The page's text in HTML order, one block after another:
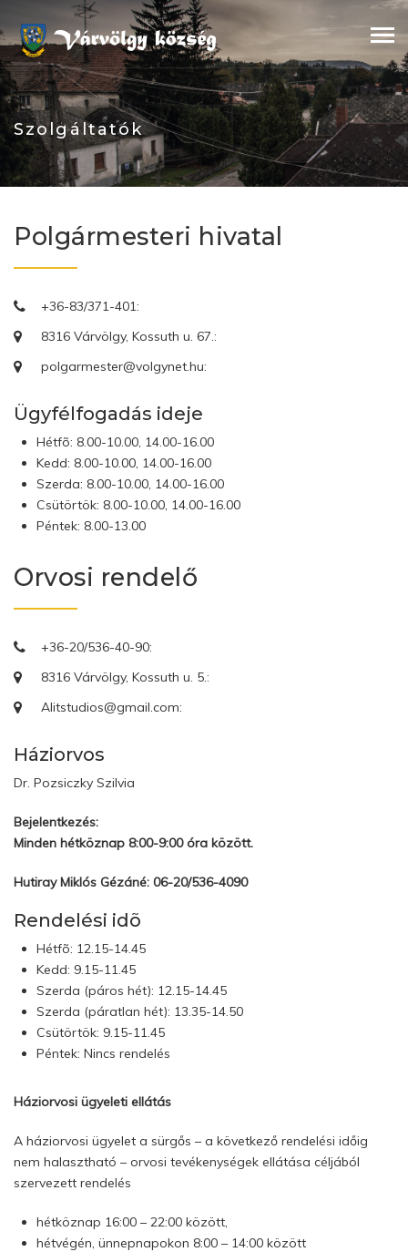
to
content
Szolgáltatók
Polgármesteri hivatal
+36-83/371-401:
8316 Várvölgy, Kossuth u. 67.:
polgarmester@volgynet.hu:
Ügyfélfogadás ideje
Hétfõ: 8.00-10.00, 14.00-16.00
Kedd: 8.00-10.00, 14.00-16.00
Szerda: 8.00-10.00, 14.00-16.00
Csütörtök: 8.00-10.00, 14.00-16.00
Péntek: 8.00-13.00
Orvosi rendelő
+36-20/536-40-90:
8316 Várvölgy, Kossuth u. 5.:
Alitstudios@gmail.com:
Háziorvos
Dr. Pozsiczky Szilvia
Bejelentkezés:
Minden hétköznap 8:00-9:00 óra között.
Hutiray Miklós Gézáné: 06-20/536-4090
Rendelési idõ
Hétfõ: 12.15-14.45
Kedd: 9.15-11.45
Szerda (páros hét): 12.15-14.45
Szerda (páratlan hét): 13.35-14.50
Csütörtök: 9.15-11.45
Péntek: Nincs rendelés
Háziorvosi ügyeleti ellátás
A háziorvosi ügyelet a sürgős – a következő rendelési időig
nem halasztható – orvosi tevékenységek ellátása céljából
szervezett rendelés
hétköznap 16:00 – 22:00 között,
hétvégén, ünnepnapokon 8:00 – 14:00 között